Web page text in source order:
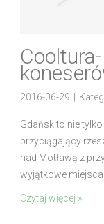
2016-06-29
Gdańsk to nie
przyciągający
nad Motławą z
wyjątkowe
Czytaj więcej »